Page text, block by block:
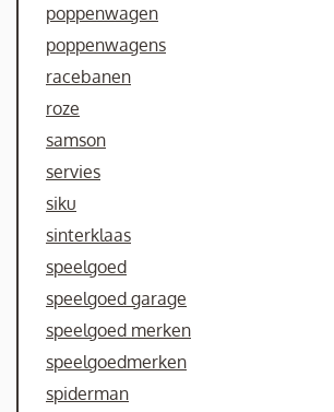
poppenwagen
poppenwagens
racebanen
roze
samson
servies
siku
sinterklaas
speelgoed
speelgoed garage
speelgoed merken
speelgoedmerken
spiderman